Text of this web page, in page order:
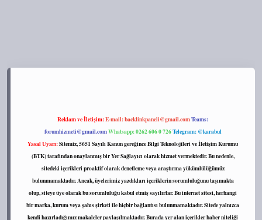
Reklam ve İletişim:E-mail:backlinkpaneli@gmail.comTeams:
forumhizmeti@gmail.comWhatsapp: 0262 606 0 726Telegram: @karabul
Yasal Uyarı:Sitemiz, 5651 Sayılı Kanun gereğince Bilgi Teknolojileri ve İletişim Kurumu
(BTK) tarafından onaylanmış bir Yer Sağlayıcı olarak hizmet vermektedir. Bu nedenle,
sitedeki içerikleri proaktif olarak denetleme veya araştırma yükümlülüğümüz
bulunmamaktadır. Ancak, üyelerimiz yazdıkları içeriklerin sorumluluğunu taşımakta
olup, siteye üye olarak bu sorumluluğu kabul etmiş sayılırlar. Bu internet sitesi, herhangi
bir marka, kurum veya şahıs şirketi ile hiçbir bağlantısı bulunmamaktadır. Sitede yalnızca
kendi hazırladığımız makaleler paylaşılmaktadır. Burada yer alan içerikler haber niteliği